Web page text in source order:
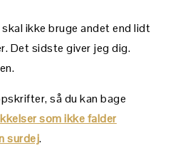
ikke bruge andet end lidt
Det sidste giver jeg dig.
så du kan bage
som ikke falder
surdej.